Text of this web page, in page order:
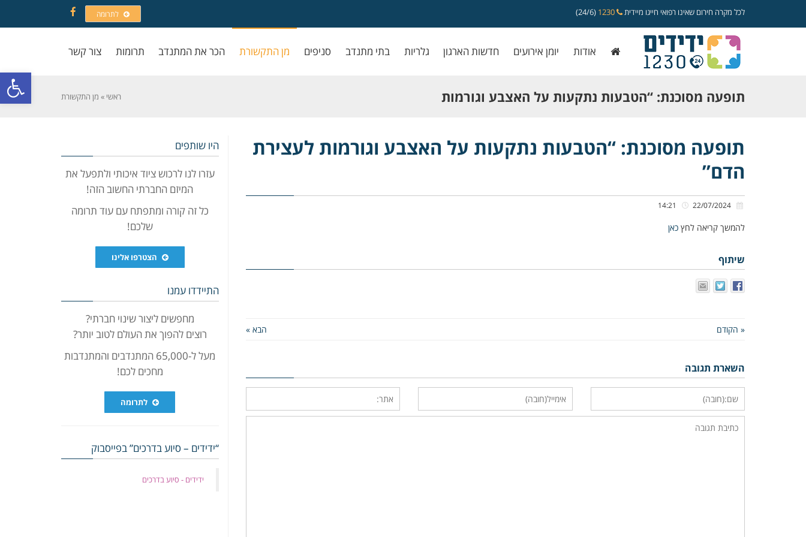
פתח
לכל מקרה חירום שאינו רפואי חייגו מיידית (24/6) לתרומה
Facebook
אודות יומן אירועים חדשות הארגון גלריות בתי מתנדב סניפים מן התקשורת הכר את המתנדב תרומות צור קשר
תופעה מסוכנת: “הטבעות נתקעות על האצבע וגורמות
לעצירת הדם”
ראשי » מן התקשורת
תופעה מסוכנת: “הטבעות נתקעות על האצבע וגורמות לעצירת
הדם”
להמשך קריאה לחץ כאן
שיתוף
« הקודם הבא »
השארת תגובה
היו שותפים
עזרו לנו לרכוש ציוד איכותי ולתפעל את
המיזם החברתי החשוב הזה!
כל זה קורה ומתפתח עם עוד תרומה
שלכם!
הצטרפו אלינו
התיידדו עמנו
מחפשים ליצור שינוי חברתי?
רוצים להפוך את העולם לטוב יותר?
מעל ל-65,000 המתנדבים והמתנדבות
מחכים לכם!
לתרומה
“ידידים – סיוע בדרכים” בפייסבוק
‏ידידים - סיוע בדרכים